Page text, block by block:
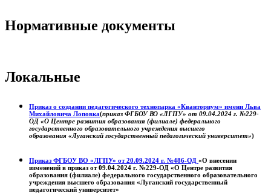
Нормативные документы
Локальные
Приказ о создании педагогического технопарка «Кванториум» имени Льва
Михайловича Лоповка(приказ ФГБОУ ВО «ЛГПУ» от 09.04.2024 г. №229-
ОД «О Центре развития образования (филиале) федерального
государственного образовательного учреждения высшего
образования «Луганский государственный педагогический университет»)
Приказ ФГБОУ ВО «ЛГПУ» от 20.09.2024 г. №486-ОД «О внесении
изменений в приказ от 09.04.2024 г. №229-ОД «О Центре развития
образования (филиале) федерального государственного образовательного
учреждения высшего образования «Луганский государственный
педагогический университет»